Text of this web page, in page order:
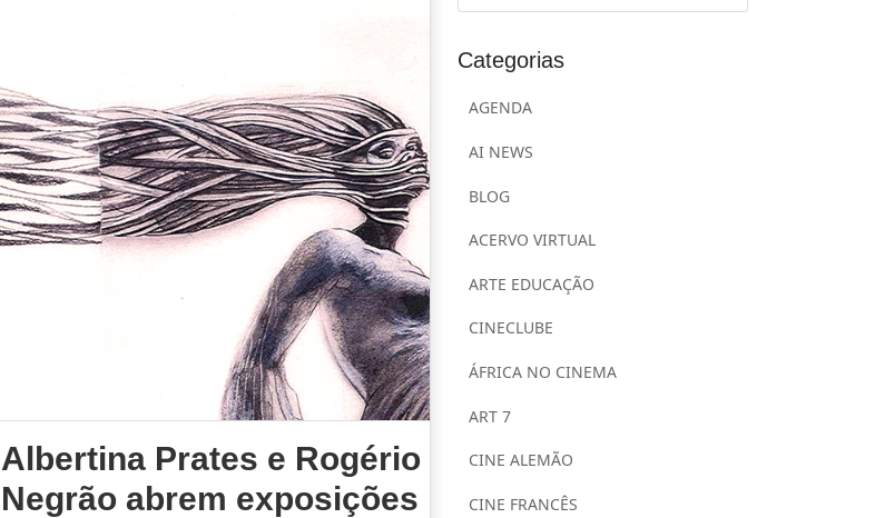
Albertina Prates e Rogério
Negrão abrem exposições
Categorias
AGENDA
AI NEWS
BLOG
ACERVO VIRTUAL
ARTE EDUCAÇÃO
CINECLUBE
ÁFRICA NO CINEMA
ART 7
CINE ALEMÃO
CINE FRANCÊS